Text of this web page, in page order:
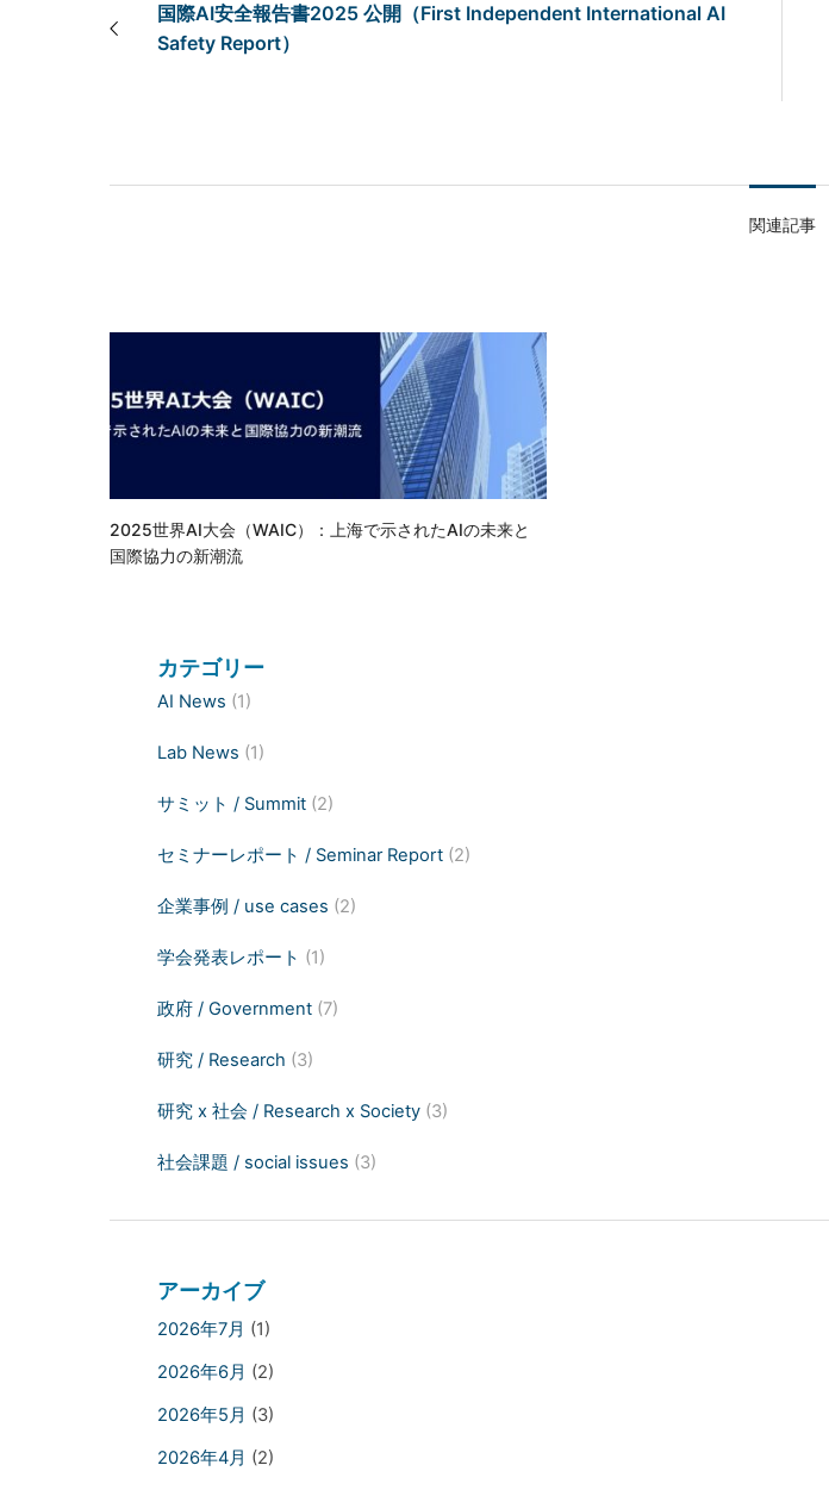
国際AI安全報告書2025 公開（First Independent International AI
Safety Report）
関連記事
2025世界AI大会（WAIC）：上海で示されたAIの未来と
国際協力の新潮流
カテゴリー
AI News (1)
Lab News (1)
サミット / Summit (2)
セミナーレポート / Seminar Report (2)
企業事例 / use cases (2)
学会発表レポート (1)
政府 / Government (7)
研究 / Research (3)
研究 x 社会 / Research x Society (3)
社会課題 / social issues (3)
アーカイブ
2026年7月 (1)
2026年6月 (2)
2026年5月 (3)
2026年4月 (2)